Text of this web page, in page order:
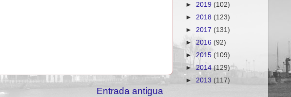
Entrada antigua
► 2019 (102)
► 2018 (123)
► 2017 (131)
►2016 (92)
►2015 (109)
►2014(129)
► 2013 (117)